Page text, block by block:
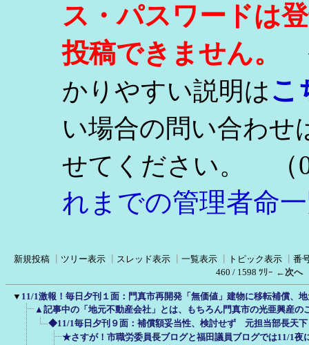
ス・パスワードは
投稿できません。
かりやすい説明はこ
い場合の問い合わせ
せてください。
（
れまでの管理者命
新規投稿 ツリー表示 スレッド表示 一覧表示 トピック表示
番
460 / 1598 ﾂﾘｰ ←次へ
▼ 11/1激報！毎日夕刊１面：門真市再開発「無価値」建物に移転補償、
▲記事中の「地元不動産会社」とは、もちろん門真市の光亜興産の
◆11/1毎日夕刊９面：補償額妥当性、検討せず 元担当部長天下
★さすが！市職労委員長ブログと福田議員ブログでは11/1夜